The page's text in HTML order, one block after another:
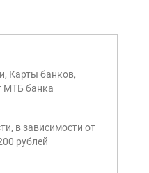
Карты банков,
МТБ банка
в зависимости от
рублей